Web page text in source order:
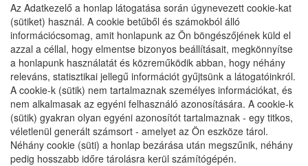
Az Adatkezelő a honlap látogatása során úgynevezett cookie-kat
(sütiket) használ. A cookie betűből és számokból álló
információcsomag, amit honlapunk az Ön böngészőjének küld el
azzal a céllal, hogy elmentse bizonyos beállításait, megkönnyítse
a honlapunk használatát és közreműködik abban, hogy néhány
releváns, statisztikai jellegű információt gyűjtsünk a látogatóinkról.
A cookie-k (sütik) nem tartalmaznak személyes információkat, és
nem alkalmasak az egyéni felhasználó azonosítására. A cookie-k
(sütik) gyakran olyan egyéni azonosítót tartalmaznak - egy titkos,
véletlenül generált számsort - amelyet az Ön eszköze tárol.
Néhány cookie (süti) a honlap bezárása után megszűnik, néhány
pedig hosszabb időre tárolásra kerül számítógépén.